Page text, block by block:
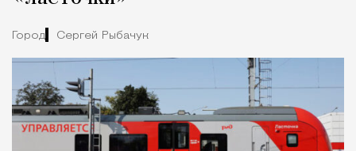
Город Сергей Рыбачук